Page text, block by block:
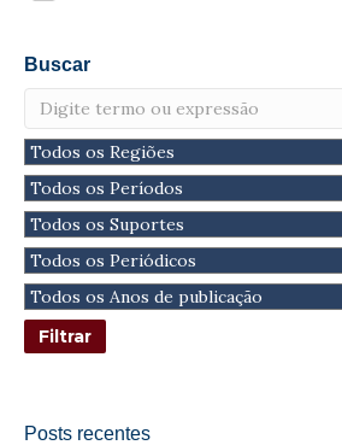
Buscar
Posts recentes